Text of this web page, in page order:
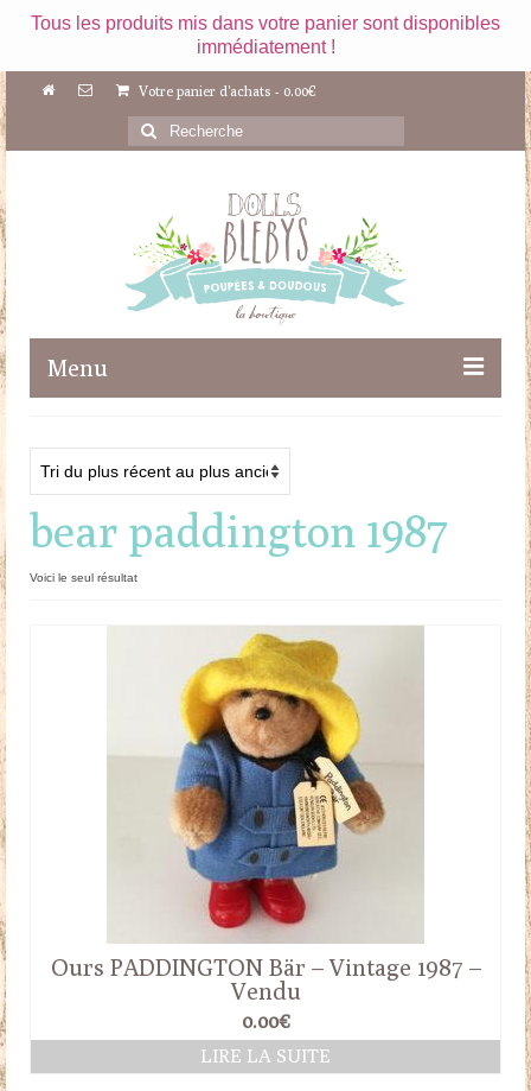
Tous les produits mis dans votre panier sont disponibles
immédiatement !
Votre panier d'achats - 0.00€
Rechercher
:
Menu
Maileg
Poupées
Doudous
Mobilier & Accessoires
bear paddington 1987
Voici le seul résultat
Ours PADDINGTON Bär – Vintage 1987 –
Vendu
0.00€
LIRE LA SUITE